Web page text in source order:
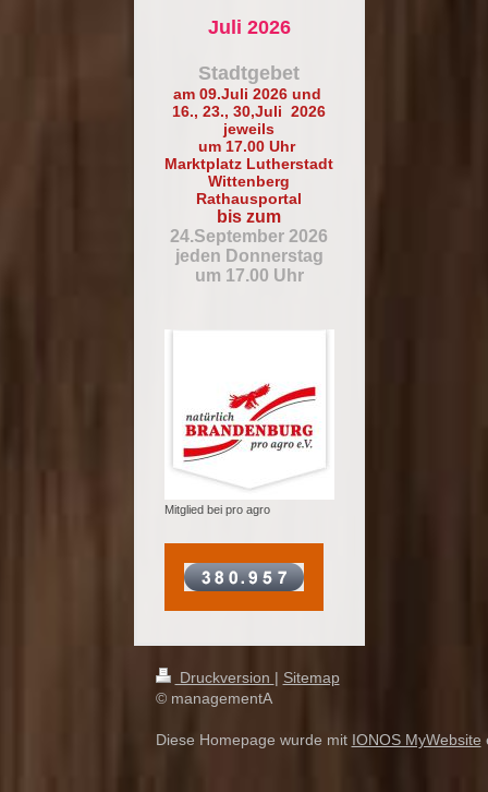
Juli 2026
Stadtgebet
am 09.Juli 2026 und
16., 23., 30,Juli 2026
jeweils
um 17.00 Uhr
Marktplatz Lutherstadt
Wittenberg
Rathausportal
bis zum
24.September 2026
jeden Donnerstag
um 17.00 Uhr
Mitglied bei pro agro
Druckversion | Sitemap
© managementA
Diese Homepage wurde mit IONOS MyWebsite